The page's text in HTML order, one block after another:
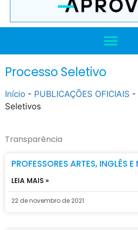
Processo Seletivo
Início - PUBLICAÇÕES OFICIAIS -
Seletivos
Transparência
PROFESSORES ARTES, INGLÊS
LEIA MAIS »
22 de novembro de 2021